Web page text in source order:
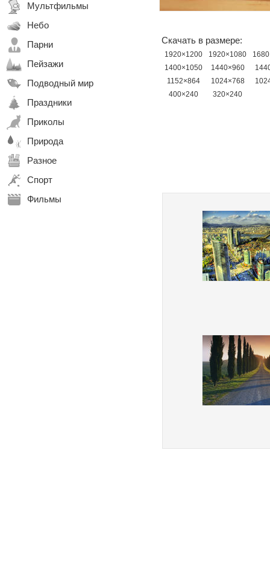
Мультфильмы
Небо
Парни
Пейзажи
Подводный мир
Праздники
Приколы
Природа
Разное
Спорт
Фильмы
Скачать в размере:
1920×1200 1920×1080
1400×1050
1440×960
1152×864
1024×768
400×240
320×240